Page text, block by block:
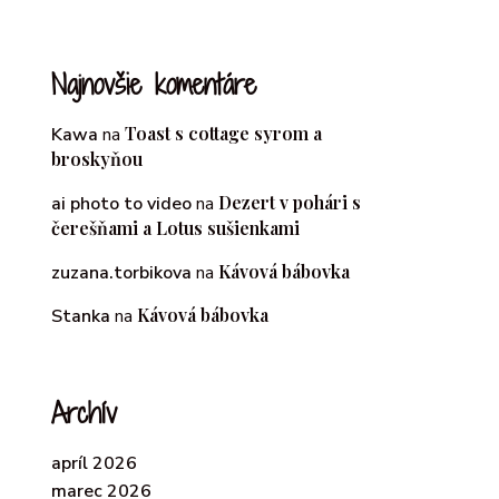
Najnovšie komentáre
Kawa na Toast s cottage syrom a
broskyňou
ai photo to videona Dezert v pohári s
čerešňami a Lotus sušienkami
zuzana.torbikova na Kávová bábovka
Stanka na Kávová bábovka
Archív
apríl 2026
marec 2026